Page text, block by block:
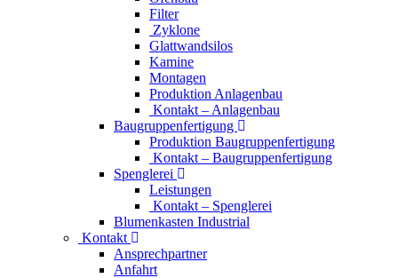
Filter
Zyklone
Glattwandsilos
Kamine
Montagen
Produktion Anlagenbau
Kontakt – Anlagenbau
Baugruppenfertigung
Produktion Baugruppenfertigung
Kontakt – Baugruppenfertigung
Spenglerei
Leistungen
Kontakt – Spenglerei
Blumenkasten Industrial
Kontakt
Ansprechpartner
Anfahrt